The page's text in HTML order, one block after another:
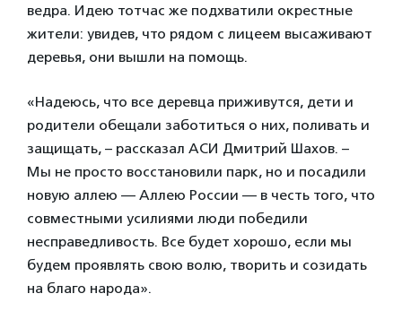
ведра. Идею тотчас же подхватили окрестные
жители: увидев, что рядом с лицеем высаживают
деревья, они вышли на помощь.
«Надеюсь, что все деревца приживутся, дети и
родители обещали заботиться о них, поливать и
защищать, – рассказал АСИ Дмитрий Шахов. –
Мы не просто восстановили парк, но и посадили
новую аллею — Аллею России — в честь того, что
совместными усилиями люди победили
несправедливость. Все будет хорошо, если мы
будем проявлять свою волю, творить и созидать
на благо народа».